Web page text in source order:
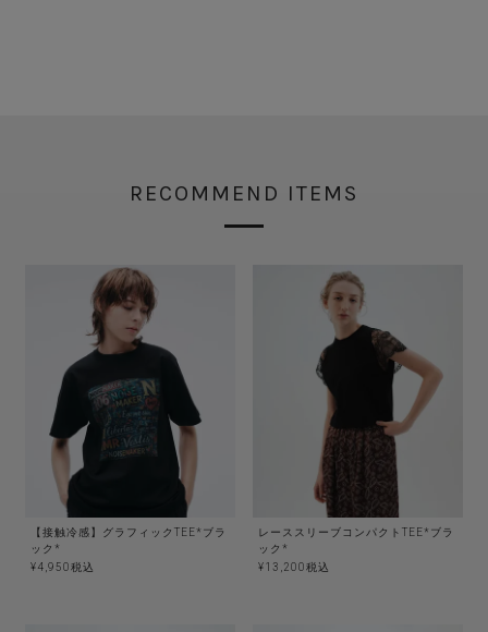
RECOMMEND ITEMS
【接触冷感】グラフィックTEE*ブラ
ック*
¥4,950税込
レーススリーブコンパクトTEE*ブラ
ック*
¥13,200税込